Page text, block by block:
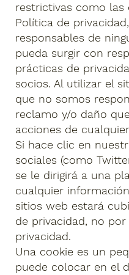
restrictivas como las
Política de
responsables de
pueda surgir con
prácticas de
socios. Al utilizar el
que no somos
reclamo y/o daño
acciones de
Si hace clic en
sociales (como
se le dirigirá a una
cualquier
sitios web estará
de privacidad, no
privacidad.
Una cookie es un
puede colocar en el